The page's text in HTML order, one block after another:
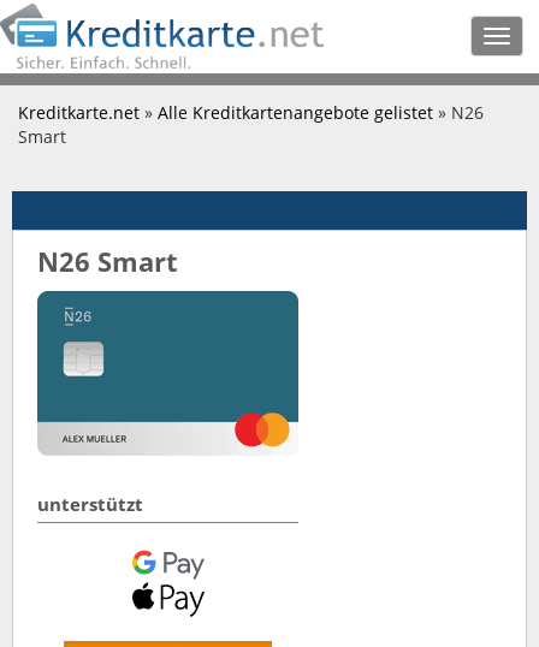
Kreditkarte.net » Alle Kreditkartenangebote gelistet » N26
Smart
N26 Smart
unterstützt